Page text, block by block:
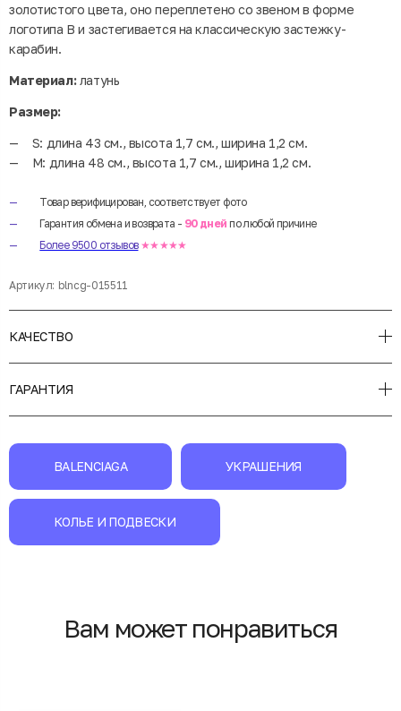
золотистого цвета, оно переплетено со звеном в форме
логотипа B и застегивается на классическую застежку-
карабин.
Материал:латунь
Размер:
S: длина 43 см., высота 1,7 см., ширина 1,2 см.
М: длина 48 см., высота 1,7 см., ширина 1,2 см.
Товар верифицирован, соответствует фото
Гарантия обмена и возврата - 90 дней по любой причине
Более 9500 отзывов ★★★★★
Артикул: blncg-015511
КАЧЕСТВО
ГАРАНТИЯ
BALENCIAGA УКРАШЕНИЯ
КОЛЬЕ И ПОДВЕСКИ
Вам может понравиться